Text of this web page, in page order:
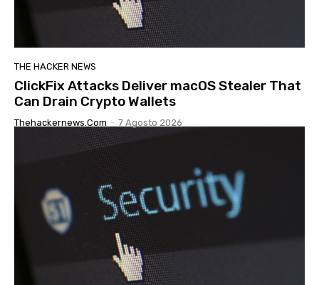
THE HACKER NEWS
ClickFix Attacks Deliver macOS Stealer That
Can Drain Crypto Wallets
Thehackernews.com - 7 Agosto 2026